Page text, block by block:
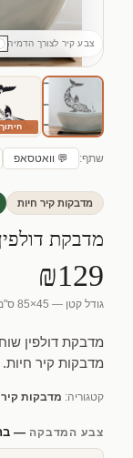
צבע קיר לצורך הדמיה
חיתוך
שתף: 💬 וואטסאפ
מדבקות קיר חיות
מדבקת
₪129
גודל קטן — 45×85 ס"מ ס"מ
מדבקת דולפין
מדבקות קיר חיות. ייצור 48 שעות,
קטגוריה: מדבקות קיר
צבע המדבקה—